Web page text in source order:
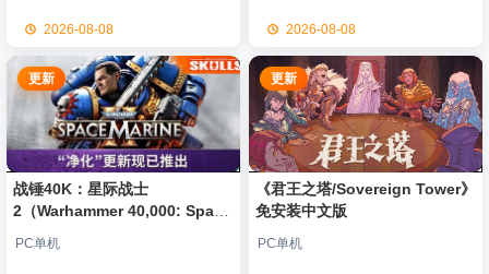
2026-08-08 2026-08-08
更新
战锤40K：星际战士
2（Warhammer 40,000: Space
PC单机
更新
《君王之塔/Sovereign Tower》
免安装中文版
PC单机